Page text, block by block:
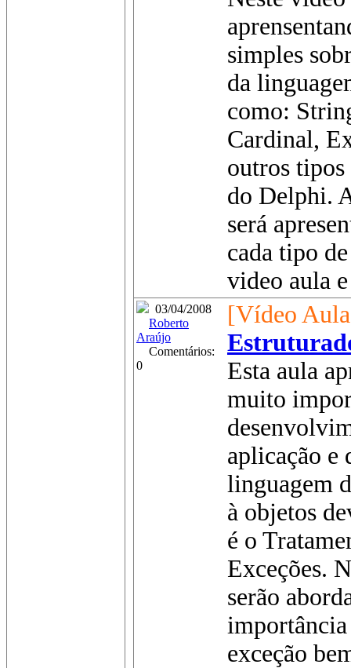
simples
da
como:
Cardinal,
outros
do Delphi.
será
cada tipo
video aula
03/04/2008
Roberto
Araújo
Comentários:
0
[Vídeo
Esta aula
muito
aplicação e
linguagem
à objetos
é o
Exceções.
serão
exceção